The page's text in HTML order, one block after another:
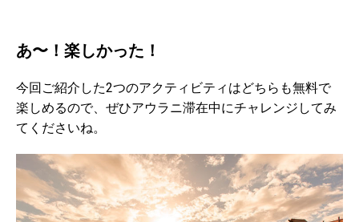
あ〜！楽しかった！
今回ご紹介した2つのアクティビティはどちらも無料で
楽しめるので、ぜひアウラニ滞在中にチャレンジしてみ
てくださいね。